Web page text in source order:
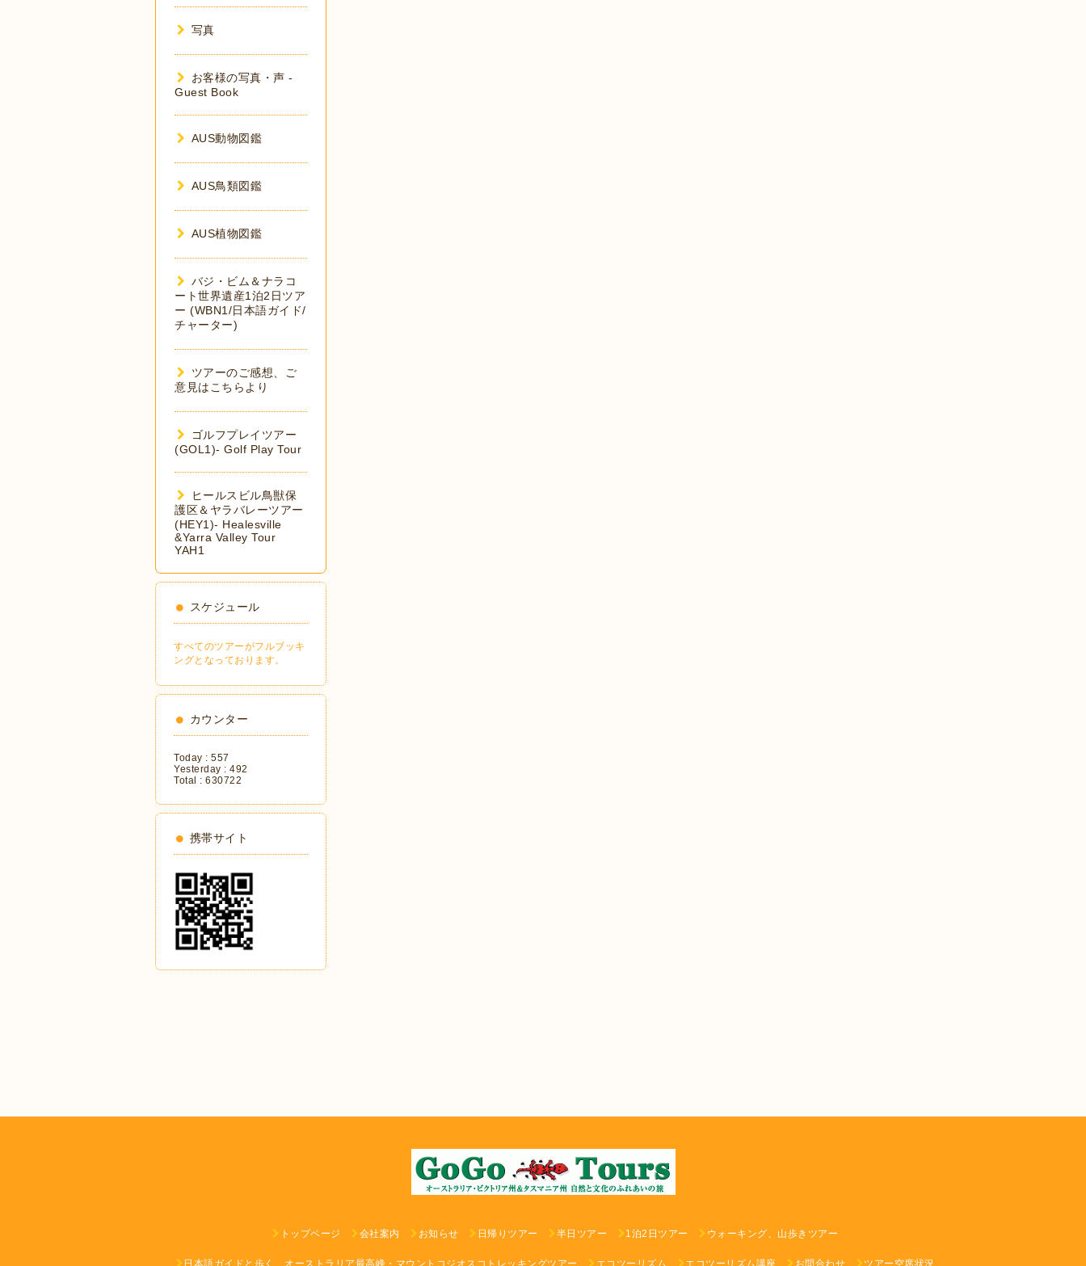
写真
お客様の写真・声 -
Guest Book
AUS動物図鑑
AUS鳥類図鑑
AUS植物図鑑
バジ・ビム＆ナラコ
ート世界遺産1泊2日ツア
ー (WBN1/日本語ガイド/
チャーター)
ツアーのご感想、ご
意見はこちらより
ゴルフプレイツアー
(GOL1)- Golf Play Tour
ヒールスビル鳥獣保
護区＆ヤラバレーツアー
(HEY1)- Healesville
&Yarra Valley Tour
YAH1
スケジュール
すべてのツアーがフルブッキ
ングとなっております。
カウンター
Today : 557
Yesterday : 492
Total : 630722
携帯サイト
トップページ 会社案内 お知らせ 日帰りツアー 半日ツアー 1泊2日ツアー ウォーキング、山歩きツアー
日本語ガイドと歩く、オーストラリア最高峰・マウントコジオスコトレッキングツアー エコツーリズム エコツーリズム講座 お問合わせ ツアー空席状況